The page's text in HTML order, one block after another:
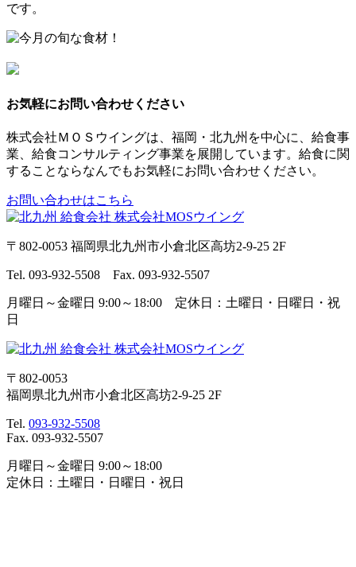
です。
お気軽にお問い合わせください
株式会社ＭＯＳウイングは、福岡・北九州を中心に、給食事
業、給食コンサルティング事業を展開しています。給食に関
することならなんでもお気軽にお問い合わせください。
お問い合わせはこちら
〒802-0053 福岡県北九州市小倉北区高坊2-9-25 2F
Tel. 093-932-5508 Fax. 093-932-5507
月曜日～金曜日 9:00～18:00 定休日：土曜日・日曜日・祝
日
〒802-0053
福岡県北九州市小倉北区高坊2-9-25 2F
Tel. 093-932-5508
Fax. 093-932-5507
月曜日～金曜日 9:00～18:00
定休日：土曜日・日曜日・祝日